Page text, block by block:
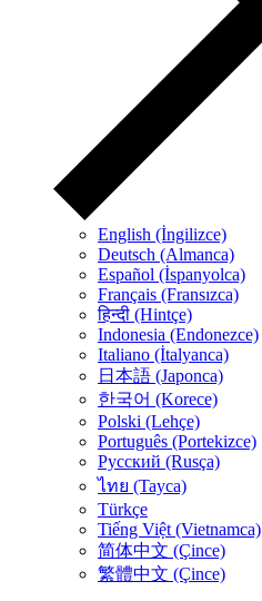
English (İngilizce)
Deutsch (Almanca)
Español (İspanyolca)
Français (Fransızca)
हिन्दी (Hintçe)
Indonesia (Endonezce)
Italiano (İtalyanca)
日本語 (Japonca)
한국어 (Korece)
Polski (Lehçe)
Português (Portekizce)
Русский (Rusça)
ไทย (Tayca)
Türkçe
Tiếng Việt (Vietnamca)
简体中文 (Çince)
繁體中文 (Çince)